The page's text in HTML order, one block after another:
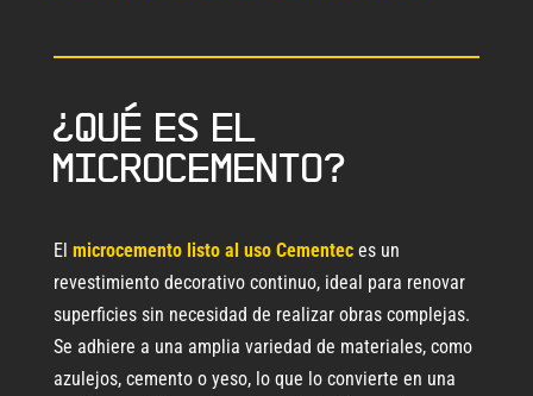
¿Qué es el
microcemento?
El microcemento listo al uso Cementeces un
revestimiento decorativo continuo, ideal para renovar
superficies sin necesidad de realizar obras complejas.
Se adhiere a una amplia variedad de materiales, como
azulejos, cemento o yeso, lo que lo convierte en una